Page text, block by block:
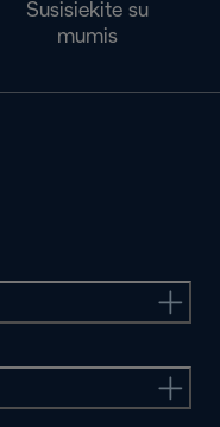
Susisiekite su
mumis